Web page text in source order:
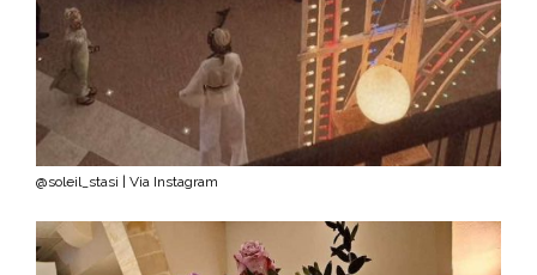
@soleil_stasi | Via Instagram